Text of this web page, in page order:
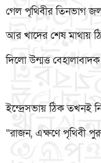
গেল পৃথিবীর তিনভাগ
আর খাদের শেষ মাথায়
দিলো উন্মত্ত বেহালাবাদক
ইন্দ্রেসভায় ঠিক তখনই
“রাজন, এক্ষণে পৃথিবী